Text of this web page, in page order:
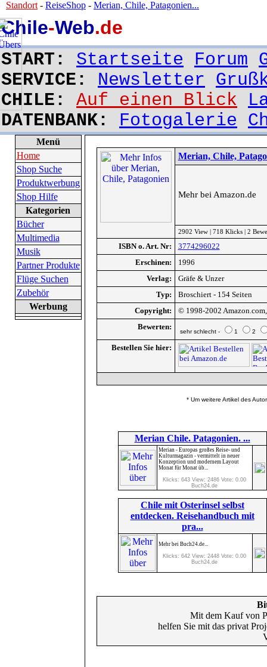
Chile-Web.de
START: Startseite Forum
SERVICE: Newsletter
CHILE: Auf einen Blick
DATENBANK: Fotogalerie
Standort - ReiseShop - Merian, Chile, Patagonien...
Menü
Home
Shop Suche
Produktwerbung
Shop Hilfe
Kategorien
Bücher
Multimedia
Musik
Partner Produkte
Flüge Suchen
Zubehör
Werbung
Merian, Chile,
Mehr bei Amazon.de
2902 View | 718 Klicks | 2
ISBN o. Art. Nr:
3774296022
Erschinen:
1996
Verlag:
Gräfe & Unzer
Typ:
Broschiert - 154 Seiten
Copyright:
© 1998-2002
Bewerten:
sehr schlecht - 1 2
Bestellen Sie hier:
* Um weitere Artikel des
Merian Chile. Patagonien. ...
Merian - Europas großes Reise- und
Kulturmagazin - vermittelt in neuer
Konzeption und modernem Layout
Monat für Monat üb...
Klicks: 643 View: 2486 Vote: 0.00
Buch24.de
Chile mit Osterinsel selbst
entdecken. Reisehandbuch mit
pra...
Mehr bei Buch24.de...
Klicks: 642 View: 2448 Vote: 0.00
Buch24.de
Mit dem Kauf von
helfen Sie mit das privat